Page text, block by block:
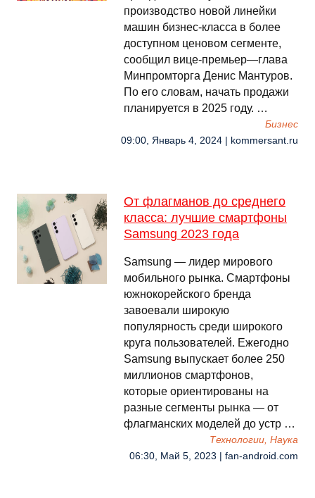
производство новой линейки
машин бизнес-класса в более
доступном ценовом сегменте,
сообщил вице-премьер—глава
Минпромторга Денис Мантуров.
По его словам, начать продажи
планируется в 2025 году. …
Бизнес
09:00, Январь 4, 2024 | kommersant.ru
От флагманов до среднего
класса: лучшие смартфоны
Samsung 2023 года
Samsung — лидер мирового
мобильного рынка. Смартфоны
южнокорейского бренда
завоевали широкую
популярность среди широкого
круга пользователей. Ежегодно
Samsung выпускает более 250
миллионов смартфонов,
которые ориентированы на
разные сегменты рынка — от
флагманских моделей до устр …
Технологии, Наука
06:30, Май 5, 2023 | fan-android.com